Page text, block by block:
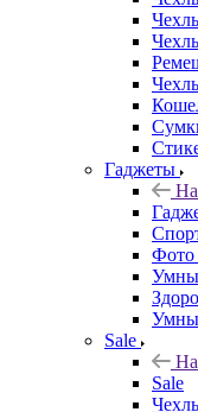
Гаджеты
Фото
Sale
Sale